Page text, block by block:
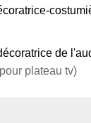
de
plateau tv)